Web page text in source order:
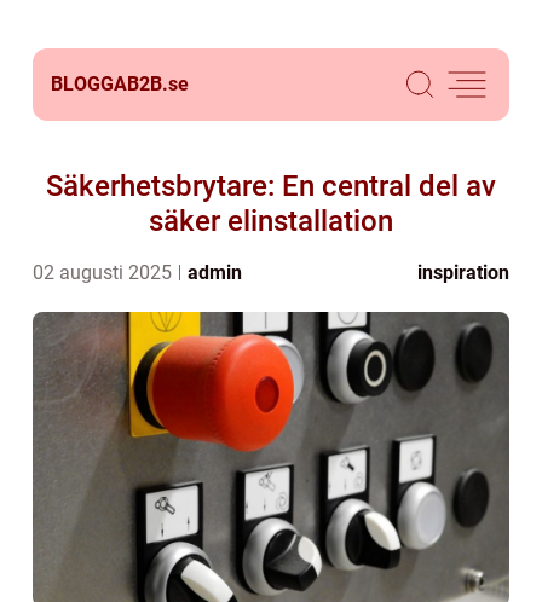
BLOGGAB2B.se
Säkerhetsbrytare: En central del av
säker elinstallation
02 augusti 2025 admin inspiration